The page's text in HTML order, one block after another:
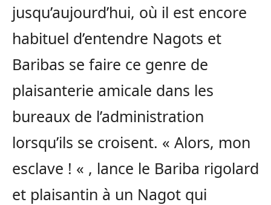
jusqu’aujourd’hui, où il est encore
habituel d’entendre Nagots et
Baribas se faire ce genre de
plaisanterie amicale dans les
bureaux de l’administration
lorsqu’ils se croisent. « Alors, mon
esclave ! « , lance le Bariba rigolard
et plaisantin à un Nagot qui